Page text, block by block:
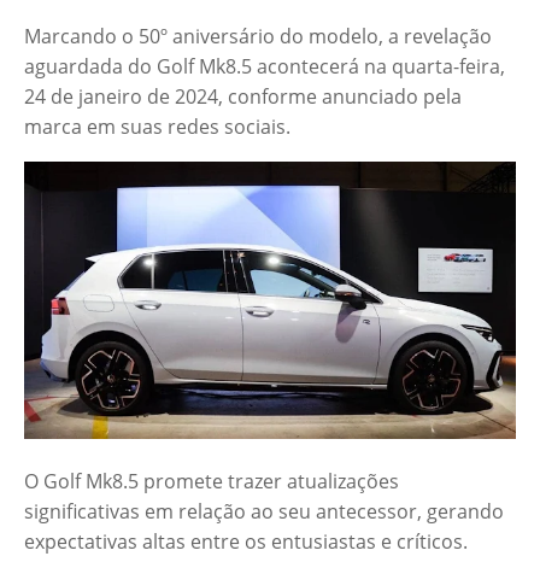
Marcando o 50º aniversário do modelo, a revelação
aguardada do Golf Mk8.5 acontecerá na quarta-feira,
24 de janeiro de 2024, conforme anunciado pela
marca em suas redes sociais.
O Golf Mk8.5 promete trazer atualizações
significativas em relação ao seu antecessor, gerando
expectativas altas entre os entusiastas e críticos.